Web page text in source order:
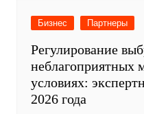
Бизнес Партнеры
Регулирование
неблагоприятных
условиях:
2026 года